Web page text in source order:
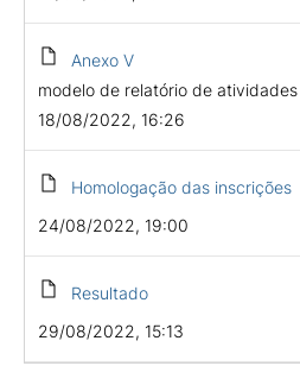
Anexo V
modelo de relatório de atividades
18/08/2022, 16:26
Homologação das inscrições
24/08/2022, 19:00
Resultado
29/08/2022, 15:13